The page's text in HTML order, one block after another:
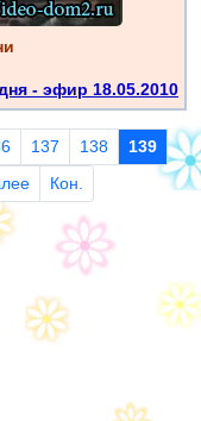
- эфир 18.05.2010
137 138
139
Кон.